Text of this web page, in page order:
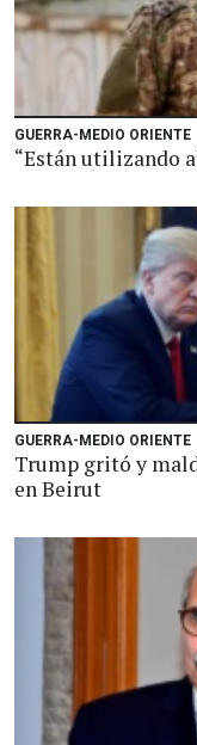
GUERRA-MEDIO ORIENTE
“Están utilizando
GUERRA-MEDIO ORIENTE
Trump gritó y
en Beirut